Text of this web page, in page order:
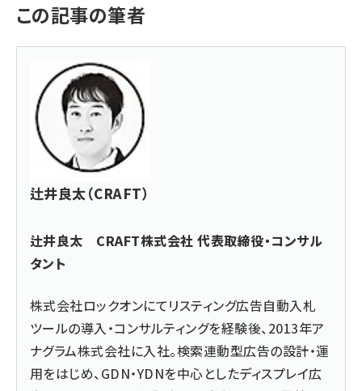
この記事の筆者
辻井良太（CRAFT）
辻井良太 CRAFT株式会社 代表取締役・コンサル
タント
株式会社ロックオンにてリスティング広告自動入札
ツールの導入・コンサルティングを経験後、2013年ア
ナグラム株式会社に入社。検索連動型広告の設計・運
用をはじめ、GDN・YDNを中心としたディスプレイ広